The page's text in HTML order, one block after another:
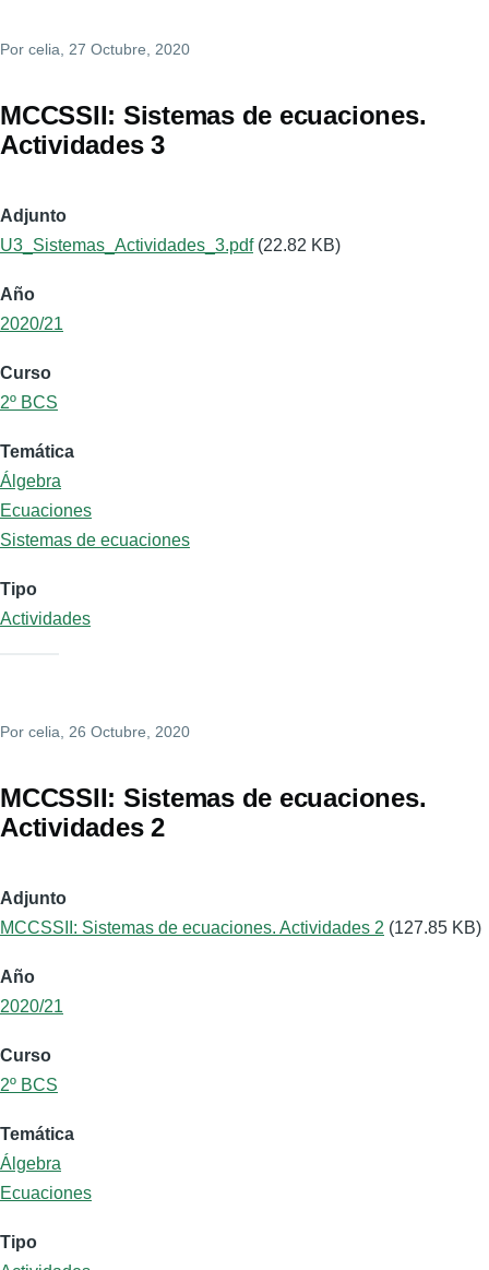
Por celia , 27 Octubre, 2020
MCCSSII: Sistemas de ecuaciones.
Actividades 3
Adjunto
U3_Sistemas_Actividades_3.pdf (22.82 KB)
Año
2020/21
Curso
2º BCS
Temática
Álgebra
Ecuaciones
Sistemas de ecuaciones
Tipo
Actividades
Por celia , 26 Octubre, 2020
MCCSSII: Sistemas de ecuaciones.
Actividades 2
Adjunto
MCCSSII: Sistemas de ecuaciones. Actividades 2 (127.85 KB)
Año
2020/21
Curso
2º BCS
Temática
Álgebra
Ecuaciones
Tipo